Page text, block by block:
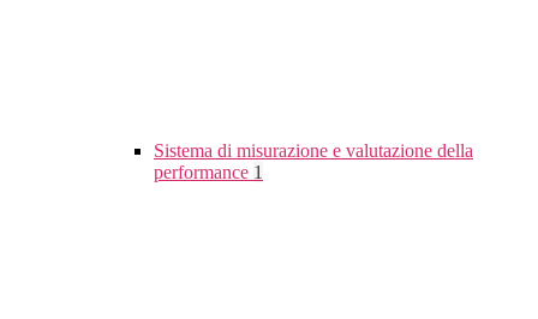
Sistema di misurazione e valutazione della
performance 1